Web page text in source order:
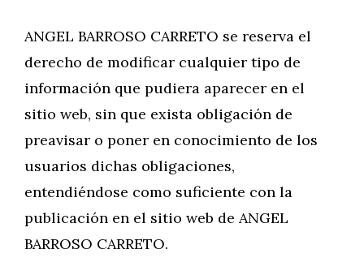
ANGEL BARROSO CARRETO se reserva el
derecho de modificar cualquier tipo de
información que pudiera aparecer en el
sitio web, sin que exista obligación de
preavisar o poner en conocimiento de los
usuarios dichas obligaciones,
entendiéndose como suficiente con la
publicación en el sitio web de ANGEL
BARROSO CARRETO.